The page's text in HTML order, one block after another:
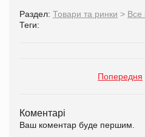
Раздел: Товари та ринки > Все
Теги:
Попередня
Коментарі
Ваш коментар буде першим.